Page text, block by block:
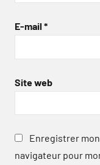
E-mail *
Site web
Enregistrer
navigateur pour